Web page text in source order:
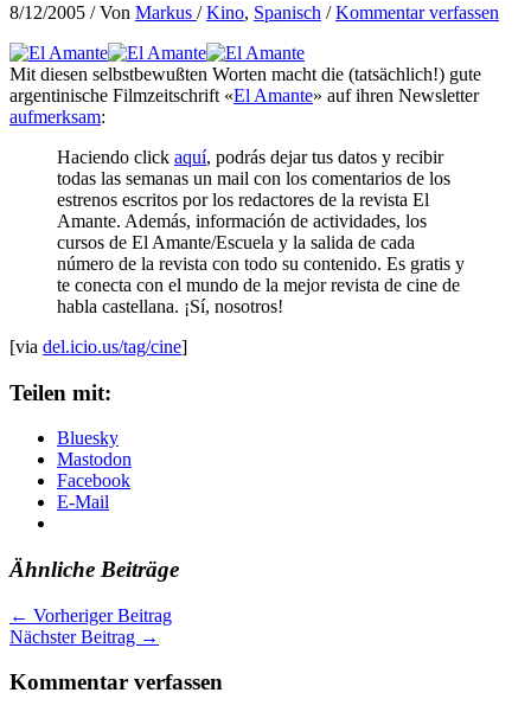
8/12/2005 / Von Markus /Kino, Spanisch /Kommentar verfassen
Mit diesen selbstbewußten Worten macht die (tatsächlich!) gute
argentinische Filmzeitschrift «El Amante» auf ihren Newsletter
aufmerksam:
Haciendo click aquí, podrás dejar tus datos y recibir
todas las semanas un mail con los comentarios de los
estrenos escritos por los redactores de la revista El
Amante. Además, información de actividades, los
cursos de El Amante/Escuela y la salida de cada
número de la revista con todo su contenido. Es gratis y
te conecta con el mundo de la mejor revista de cine de
habla castellana. ¡Sí, nosotros!
[via del.icio.us/tag/cine]
Teilen mit:
Bluesky
Mastodon
Facebook
E-Mail
Ähnliche Beiträge
← Vorheriger Beitrag
Nächster Beitrag →
Kommentar verfassen